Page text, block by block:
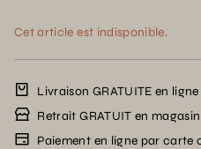
Cet article est indisponible.
Livraison GRATUITE en
Retrait GRATUIT en magasin
Paiement en ligne par carte